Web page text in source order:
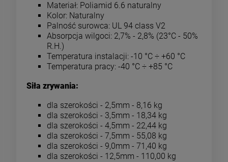
Materiał: Poliamid 6.6 naturalny
Kolor: Naturalny
Palność surowca: UL 94 class V2
Absorpcja wilgoci: 2,7% - 2,8% (23°C - 50%
R.H.)
Temperatura instalacji: -10 °C ÷ +60 °C
Temperatura pracy: -40 °C ÷ +85 °C
Siła zrywania:
dla szerokości - 2,5mm - 8,16 kg
dla szerokości - 3,5mm - 18,34 kg
dla szerokości - 4,5mm - 22,44 kg
dla szerokości - 7,5mm - 55,08 kg
dla szerokości - 9,0mm - 71,40 kg
dla szerokości - 12,5mm - 110,00 kg